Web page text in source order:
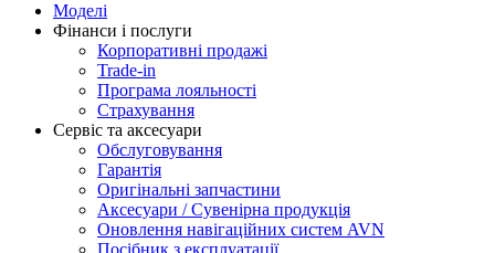
Моделі
Фінанси і послуги
Корпоративні продажі
Trade-in
Програма лояльності
Страхування
Сервіс та аксесуари
Обслуговування
Гарантія
Оригінальні запчастини
Аксесуари / Сувенірна продукція
Оновлення навігаційних систем AVN
Посібник з експлуатації